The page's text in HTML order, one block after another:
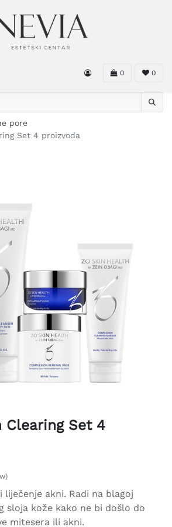
0 0
pore
Set 4 proizvoda
Clearing Set 4
liječenje akni. Radi na blagoj
sloja kože kako ne bi došlo do
mitesera ili akni.